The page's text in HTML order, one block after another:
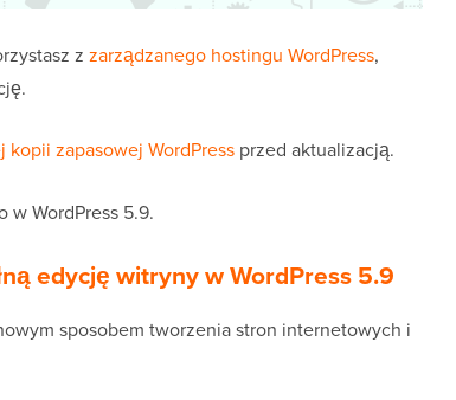
z zarządzanego hostingu WordPress,
kopii zapasowej WordPress przed aktualizacją.
WordPress 5.9.
edycję witryny w WordPress 5.9
sposobem tworzenia stron internetowych i